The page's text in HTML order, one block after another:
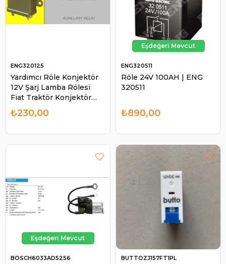
Yardımcı Röle Konjektör
12V Şarj Lamba Rölesi
Fiat Traktör Konjektör
Yardımcı Role Röle | ENG
320125
ENG320125
₺230,00
Röle 24V 100AH | ENG
320511
ENG320511
₺890,00
BOSCH6033AD5256 BUTTOZJ157FT1PL